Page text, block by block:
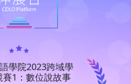
學院2023跨域學
賽1：數位說故事